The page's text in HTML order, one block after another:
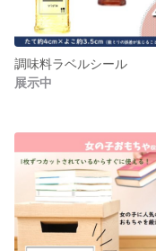
調味料ラベルシール
展示中